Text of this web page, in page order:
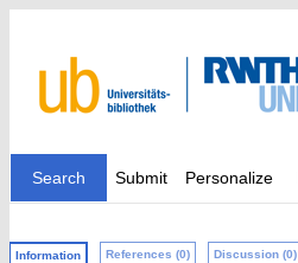
Search Submit Personalize
Information References (0) Discussion (0)